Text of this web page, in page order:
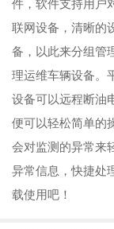
件，软件支持用户
联网设备，清晰的
备，以此来分组管
理运维车辆设备。
设备可以远程断油
便可以轻松简单的
会对监测的异常来
异常信息，快捷处
载使用吧！